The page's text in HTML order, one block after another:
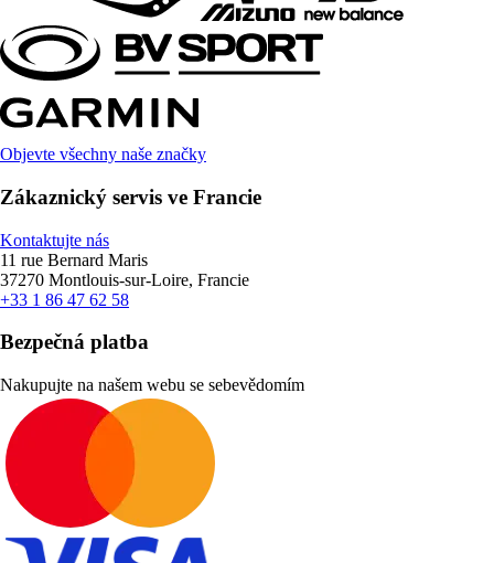
Objevte všechny naše značky
Zákaznický servis ve Francie
Kontaktujte nás
11 rue Bernard Maris
37270 Montlouis-sur-Loire, Francie
+33 1 86 47 62 58
Bezpečná platba
Nakupujte na našem webu se sebevědomím